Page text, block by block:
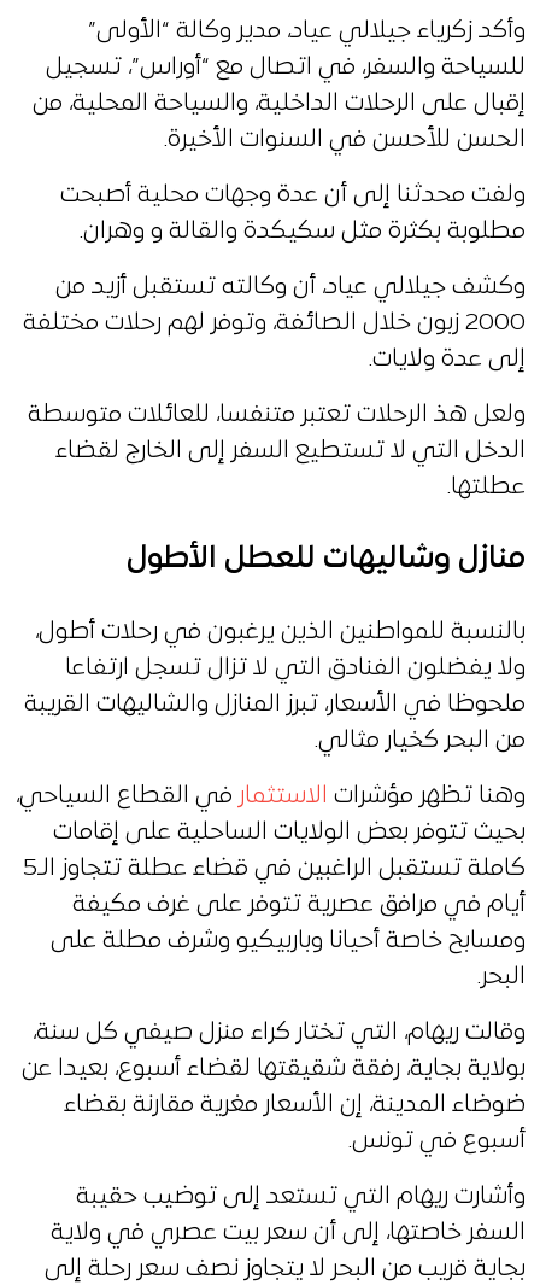
وأكد زكرياء جيلالي عياد، مدير وكالة “الأولى”
للسياحة والسفر، في اتصال مع “أوراس”، تسجيل
إقبال على الرحلات الداخلية، والسياحة المحلية، من
الحسن للأحسن في السنوات الأخيرة.
ولفت محدثنا إلى أن عدة وجهات محلية أصبحت
مطلوبة بكثرة مثل سكيكدة والقالة و وهران.
وكشف جيلالي عياد، أن وكالته تستقبل أزيد من
2000 زبون خلال الصائفة، وتوفر لهم رحلات مختلفة
إلى عدة ولايات.
ولعل هذ الرحلات تعتبر متنفسا، للعائلات متوسطة
الدخل التي لا تستطيع السفر إلى الخارج لقضاء
عطلتها.
منازل وشاليهات للعطل الأطول
بالنسبة للمواطنين الذين يرغبون في رحلات أطول،
ولا يفضلون الفنادق التي لا تزال تسجل ارتفاعا
ملحوظا في الأسعار، تبرز المنازل والشاليهات القريبة
من البحر كخيار مثالي.
وهنا تظهر مؤشرات الاستثمار في القطاع السياحي،
بحيث تتوفر بعض الولايات الساحلية على إقامات
كاملة تستقبل الراغبين في قضاء عطلة تتجاوز الـ5
أيام في مرافق عصرية تتوفر على غرف مكيفة
ومسابح خاصة أحيانا وباربيكيو وشرف مطلة على
البحر.
وقالت ريهام، التي تختار كراء منزل صيفي كل سنة،
بولاية بجاية، رفقة شقيقتها لقضاء أسبوع، بعيدا عن
ضوضاء المدينة، إن الأسعار مغرية مقارنة بقضاء
أسبوع في تونس.
وأشارت ريهام التي تستعد إلى توضيب حقيبة
السفر خاصتها، إلى أن سعر بيت عصري في ولاية
بجاية قريب من البحر لا يتجاوز نصف سعر رحلة إلى